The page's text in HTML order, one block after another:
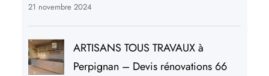
21 novembre 2024
ARTISANS TOUS TRAVAUX à
Perpignan – Devis rénovations 66